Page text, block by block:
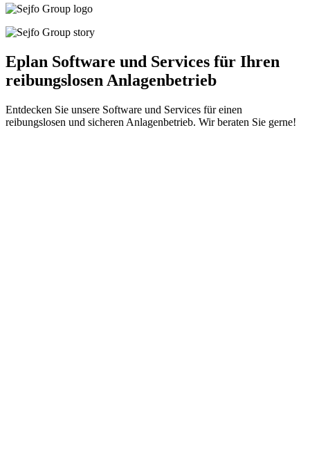
Eplan Software und Services für Ihren
reibungslosen Anlagenbetrieb
Entdecken Sie unsere Software und Services für einen
reibungslosen und sicheren Anlagenbetrieb. Wir beraten Sie gerne!